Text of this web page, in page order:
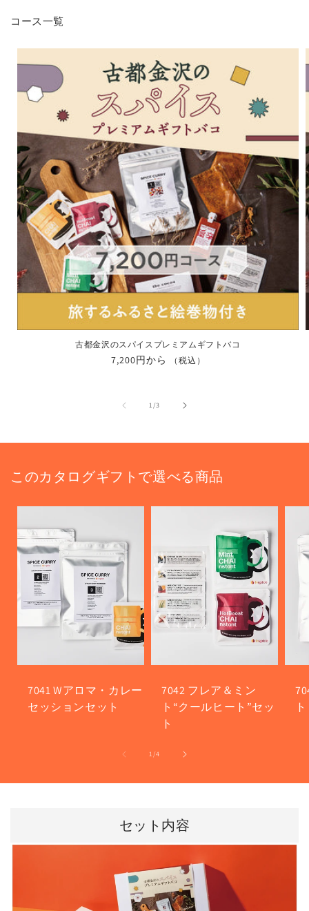
フ
の
減
ら
す
コ
の
数
量
を
増
や
す
コース一覧
古都金沢のスパイスプレミアムギフトバコ
通
7,200円から （税込）
1/の
3
このカタログギフトで選べる商品
7041 Wアロマ・カレー
セッションセット
7042 フレア＆ミン
ト“クールヒート”セッ
ト
ト
1/の
4
セット内容